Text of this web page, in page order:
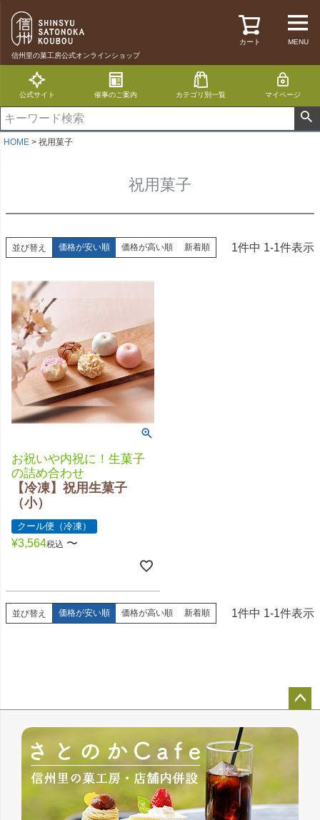
信州里の菓工房公式オンラインショップ
カート MENU
公式サイト 催事のご案内 カテゴリ別一覧 マイページ
HOME 祝用菓子
祝用菓子
並び替え 価格が安い順 価格が高い順 新着順 1件中 1-1件表示
お祝いや内祝に！生菓子
の詰め合わせ
【冷凍】祝用生菓子
（小）
クール便（冷凍）
¥3,564税込 〜
並び替え 価格が安い順 価格が高い順 新着順 1件中 1-1件表示
ジト